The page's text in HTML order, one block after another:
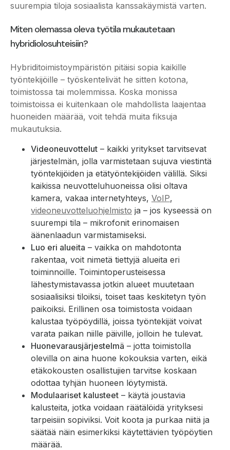
suurempia tiloja sosiaalista kanssakäymistä varten.
Miten olemassa oleva työtila mukautetaan
hybridiolosuhteisiin?
Hybriditoimistoympäristön pitäisi sopia kaikille
työntekijöille – työskentelivät he sitten kotona,
toimistossa tai molemmissa. Koska monissa
toimistoissa ei kuitenkaan ole mahdollista laajentaa
huoneiden määrää, voit tehdä muita fiksuja
mukautuksia.
Videoneuvottelut – kaikki yritykset tarvitsevat
järjestelmän, jolla varmistetaan sujuva viestintä
työntekijöiden ja etätyöntekijöiden välillä. Siksi
kaikissa neuvotteluhuoneissa olisi oltava
kamera, vakaa internetyhteys, VoIP,
videoneuvotteluohjelmisto ja – jos kyseessä on
suurempi tila – mikrofonit erinomaisen
äänenlaadun varmistamiseksi.
Luo eri alueita – vaikka on mahdotonta
rakentaa, voit nimetä tiettyjä alueita eri
toiminnoille. Toimintoperusteisessa
lähestymistavassa jotkin alueet muutetaan
sosiaalisiksi tiloiksi, toiset taas keskitetyn työn
paikoiksi. Erillinen osa toimistosta voidaan
kalustaa työpöydillä, joissa työntekijät voivat
varata paikan niille päiville, jolloin he tulevat.
Huonevarausjärjestelmä – jotta toimistolla
olevilla on aina huone kokouksia varten, eikä
etäkokousten osallistujien tarvitse koskaan
odottaa tyhjän huoneen löytymistä.
Modulaariset kalusteet – käytä joustavia
kalusteita, jotka voidaan räätälöidä yrityksesi
tarpeisiin sopiviksi. Voit koota ja purkaa niitä ja
säätää näin esimerkiksi käytettävien työpöytien
määrää.